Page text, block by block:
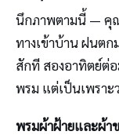
นึกภาพตามนี้ — คุ
ทางเข้าบ้าน ฝนต
สักที สองอาทิตย์ต่
พรม แต่เป็นเพราะ
พรมผ้าฝ้ายและผ้า